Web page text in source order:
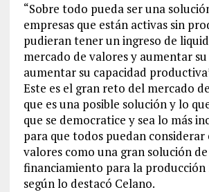
“Sobre todo pueda ser una
empresas que están activas sin
pudieran tener un ingreso de
mercado de valores y aumentar
aumentar su capacidad
Este es el gran reto del mercado
que es una posible solución y lo
que se democratice y sea lo más
para que todos puedan considerar
valores como una gran solución de
financiamiento para la producción
según lo destacó Celano.